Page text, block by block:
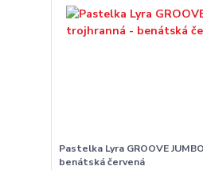
Pastelka Lyra GROOVE
benátská červená